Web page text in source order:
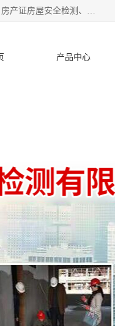
深圳市住建建筑检测鉴定有限公司提供：钢结构检测、房屋鉴定机构 、房屋裂缝检测 、房屋质量鉴定、房产证房屋安全检测、房屋检测鉴定、钢结构夹层安全检测、养老院房屋抗震检测等服务。
产品中心